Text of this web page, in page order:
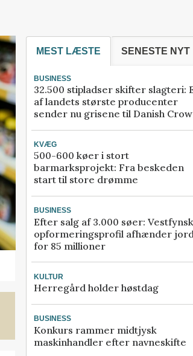
MEST LÆSTE SENESTE NYT
BUSINESS
32.500 stipladser skifter slagteri:
af landets største producenter
sender nu grisene til Danish
KVÆG
500-600 køer i stort
barmarksprojekt: Fra beskeden
start til store drømme
BUSINESS
Efter salg af 3.000 søer: Vestfynsk
opformeringsprofil afhænder jord
for 85 millioner
KULTUR
Herregård holder høstdag
BUSINESS
Konkurs rammer midtjysk
maskinhandler efter navneskifte